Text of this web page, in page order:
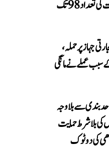
سے زائد افراد متاثر، اموات کی تعداد 98 تک
جہاز پر حملہ،
عملے نے مانگی
سے بلا وجہ
کی بلا شرط حمایت
کی دوٹوک